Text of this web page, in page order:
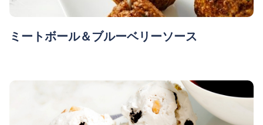
ミートボール＆ブルーベリーソース